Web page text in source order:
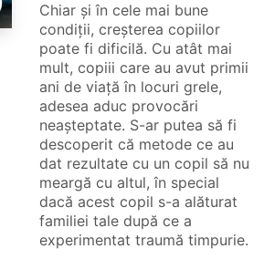
Chiar și în cele mai bune
condiții, creșterea copiilor
poate fi dificilă. Cu atât mai
mult, copiii care au avut primii
ani de viață în locuri grele,
adesea aduc provocări
neașteptate. S-ar putea să fi
descoperit că metode ce au
dat rezultate cu un copil să nu
meargă cu altul, în special
dacă acest copil s-a alăturat
familiei tale după ce a
experimentat traumă timpurie.